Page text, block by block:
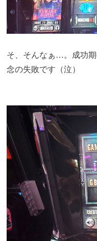
そ、そんなぁ…。成功
念の失敗です（泣）